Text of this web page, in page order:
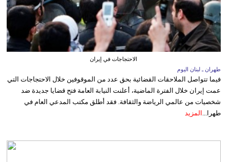
الاحتجاجات في إيران
طهران ـ لبنان اليوم
فيما تتواصل الملاحقات القضائية بحق عدد من الموقوفين خلال الاحتجاجات التي
عمت إيران خلال الفترة الماضية، أعلنت النيابة العامة فتح قضايا جديدة ضد
شخصيات من عالمي الرياضة والثقافة. فقد أطلق مكتب المدعي العام في
طهرا... المزيد